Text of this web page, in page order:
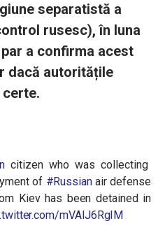
separatistă a
rusesc), în luna
a confirma acest
dacă autoritățile
citizen who was collecting
of #Russian air defense
Kiev has been detained in
mVAlJ6RgIM